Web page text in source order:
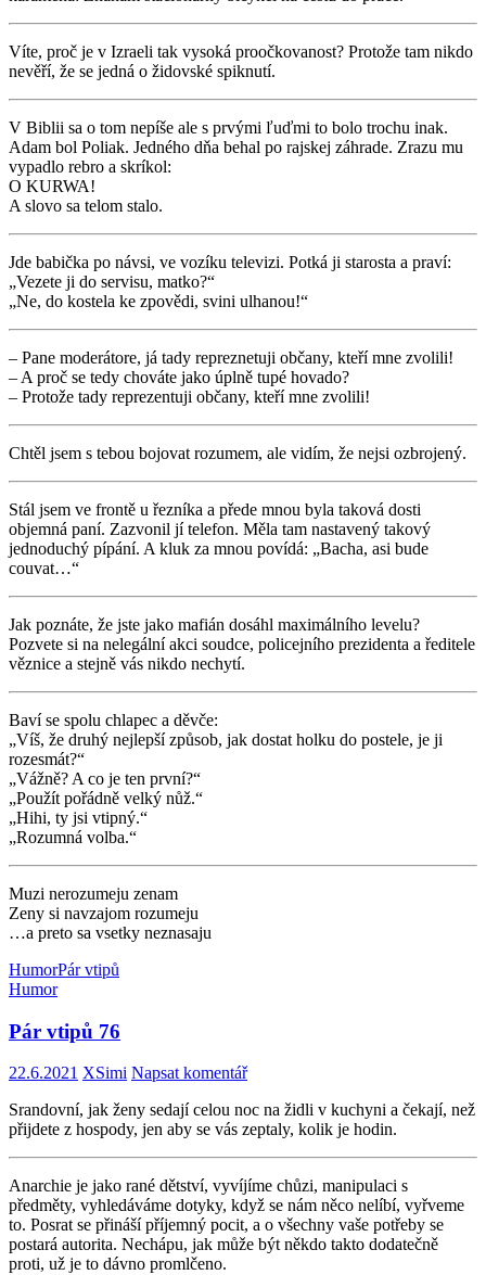
Víte, proč je v Izraeli tak vysoká proočkovanost? Protože tam nikdo
nevěří, že se jedná o židovské spiknutí.
V Biblii sa o tom nepíše ale s prvými ľuďmi to bolo trochu inak.
Adam bol Poliak. Jedného dňa behal po rajskej záhrade. Zrazu mu
vypadlo rebro a skríkol:
O KURWA!
A slovo sa telom stalo.
Jde babička po návsi, ve vozíku televizi. Potká ji starosta a praví:
„Vezete ji do servisu, matko?“
„Ne, do kostela ke zpovědi, svini ulhanou!“
– Pane moderátore, já tady repreznetuji občany, kteří mne zvolili!
– A proč se tedy chováte jako úplně tupé hovado?
– Protože tady reprezentuji občany, kteří mne zvolili!
Chtěl jsem s tebou bojovat rozumem, ale vidím, že nejsi ozbrojený.
Stál jsem ve frontě u řezníka a přede mnou byla taková dosti
objemná paní. Zazvonil jí telefon. Měla tam nastavený takový
jednoduchý pípání. A kluk za mnou povídá: „Bacha, asi bude
couvat…“
Jak poznáte, že jste jako mafián dosáhl maximálního levelu?
Pozvete si na nelegální akci soudce, policejního prezidenta a ředitele
věznice a stejně vás nikdo nechytí.
Baví se spolu chlapec a děvče:
„Víš, že druhý nejlepší způsob, jak dostat holku do postele, je ji
rozesmát?“
„Vážně? A co je ten první?“
„Použít pořádně velký nůž.“
„Hihi, ty jsi vtipný.“
„Rozumná volba.“
Muzi nerozumeju zenam
Zeny si navzajom rozumeju
…a preto sa vsetky neznasaju
HumorPár vtipů
Humor
Pár vtipů 76
22.6.2021 XSimi Napsat komentář
Srandovní, jak ženy sedají celou noc na židli v kuchyni a čekají, než
přijdete z hospody, jen aby se vás zeptaly, kolik je hodin.
Anarchie je jako rané dětství, vyvíjíme chůzi, manipulaci s
předměty, vyhledáváme dotyky, když se nám něco nelíbí, vyřveme
to. Posrat se přináší příjemný pocit, a o všechny vaše potřeby se
postará autorita. Nechápu, jak může být někdo takto dodatečně
proti, už je to dávno promlčeno.